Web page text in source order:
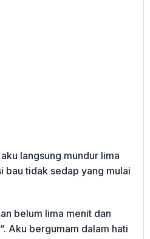
langsung mundur lima
bau tidak sedap yang mulai
belum lima menit dan
Aku bergumam dalam hati